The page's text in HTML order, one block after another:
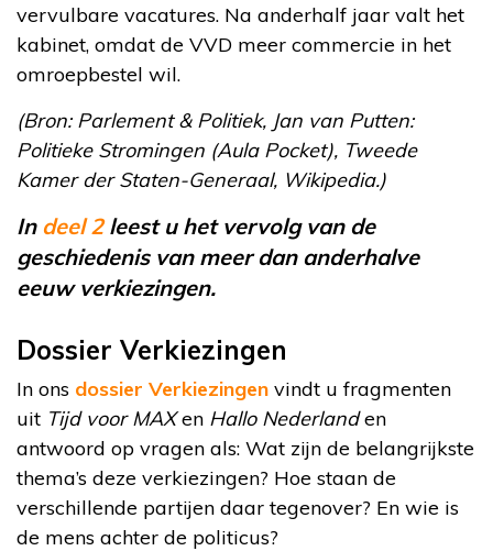
vervulbare vacatures. Na anderhalf jaar valt het
kabinet, omdat de VVD meer commercie in het
omroepbestel wil.
(Bron: Parlement & Politiek, Jan van Putten:
Politieke Stromingen (Aula Pocket), Tweede
Kamer der Staten-Generaal, Wikipedia.)
In deel 2leest u het vervolg van de
geschiedenis van meer dan anderhalve
eeuw verkiezingen.
Dossier Verkiezingen
In ons dossier Verkiezingen vindt u fragmenten
uit Tijd voor MAXen Hallo Nederlanden
antwoord op vragen als: Wat zijn de belangrijkste
thema’s deze verkiezingen? Hoe staan de
verschillende partijen daar tegenover? En wie is
de mens achter de politicus?